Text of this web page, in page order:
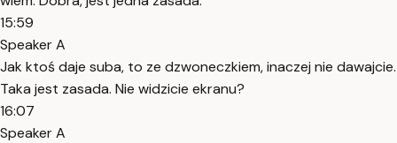
15:59
Speaker A
Jak ktoś daje suba, to ze dzwoneczkiem, inaczej nie dawajcie.
Taka jest zasada. Nie widzicie ekranu?
16:07
Speaker A